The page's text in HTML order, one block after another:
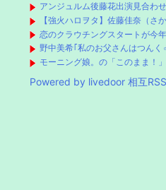
アンジュルム後藤花出演見合わ
【強火ハロヲタ】佐藤佳奈（さ
恋のクラウチングスタートが今
野中美希｢私のお父さんはつん
モーニング娘。の「このまま！
Powered by livedoor 相互RSS